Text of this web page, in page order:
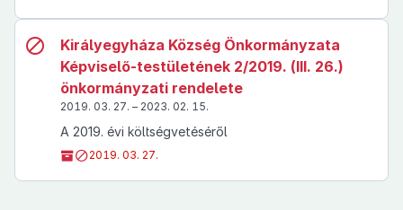
Királyegyháza Község Önkormányzata
Képviselő-testületének 2/2019. (III. 26.)
önkormányzati rendelete
2019. 03. 27. – 2023. 02. 15.
A 2019. évi költségvetéséről
2019. 03. 27.